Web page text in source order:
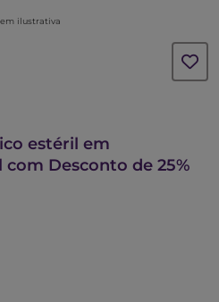
ilustrativa
estéril em
Desconto de 25%